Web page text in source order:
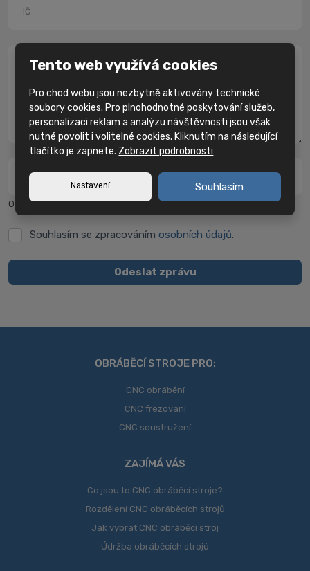
IČ
Zpráva *
Kolik je jedna a dvě?
Odpověď napište textově bez diakritiky.
Souhlasím
zpracováním
osobních
Souhlasím se zpracovánímosobních údajů.
Odeslat zprávu
OBRÁBĚCÍ STROJE PRO:
CNC obrábění
CNC frézování
CNC soustružení
ZAJÍMÁ VÁS
Co jsou to CNC obráběcí stroje?
Rozdělení CNC obráběcích strojů
Jak vybrat CNC obráběcí stroj
Údržba obráběcích strojů
Tento web využívá cookies
Pro chod webu jsou nezbytně aktivovány technické
soubory cookies. Pro plnohodnotné poskytování služeb,
personalizaci reklam a analýzu návštěvnosti jsou však
nutné povolit i volitelné cookies. Kliknutím na následující
tlačítko je zapnete. Zobrazit podrobnosti
Nastavení Souhlasím